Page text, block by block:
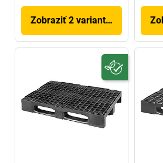
Zobraziť 2 variantov